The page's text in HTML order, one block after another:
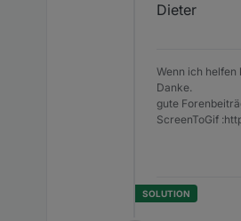
Dieter
Wenn ich helfen
Danke.
gute
ScreenToGif